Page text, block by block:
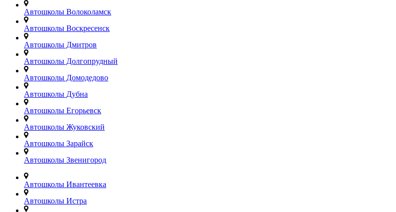
Автошколы Волоколамск
Автошколы Воскресенск
Автошколы Дмитров
Автошколы Долгопрудный
Автошколы Домодедово
Автошколы Дубна
Автошколы Егорьевск
Автошколы Жуковский
Автошколы Зарайск
Автошколы Звенигород
Автошколы Ивантеевка
Автошколы Истра